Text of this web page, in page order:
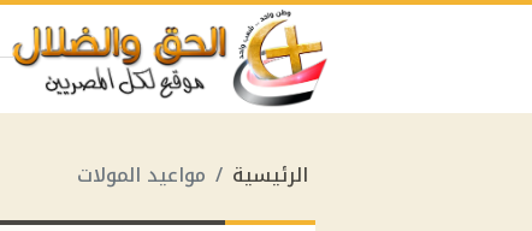
الرئيسية مواعيد المولات